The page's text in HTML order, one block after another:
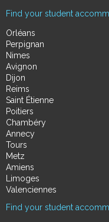
Find your student
Orléans
Perpignan
Nimes
Avignon
Dijon
Reims
Saint Étienne
Poitiers
Chambéry
Annecy
Tours
Metz
Amiens
Limoges
Valenciennes
Find your student